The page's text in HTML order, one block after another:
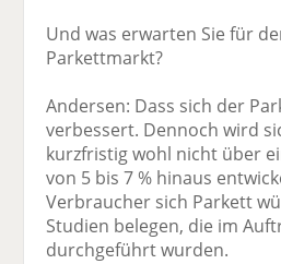
Und was erwarten Sie für
Parkettmarkt?
Andersen: Dass sich der
verbessert. Dennoch wird
kurzfristig wohl nicht über
von 5 bis 7 % hinaus
Verbraucher sich Parkett
Studien belegen, die im
durchgeführt wurden.